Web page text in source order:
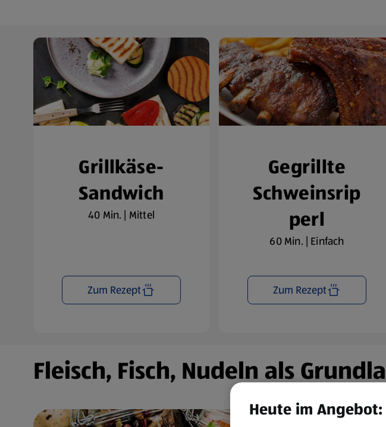
Grillkäse-
Sandwich
40 Min. | Mittel
Zum Rezept
Gegrillte
Schweinsrip
perl
60 Min. | Einfach
Zum Rezept
Fleisch, Fisch, Nudeln als
Heute im Angebot: